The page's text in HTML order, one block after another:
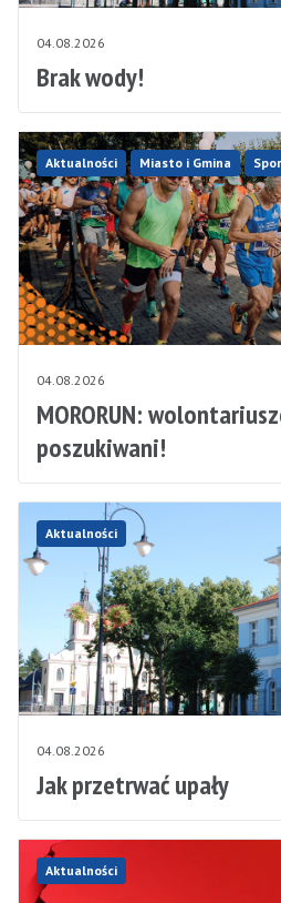
04.08.2026
Brak wody!
Aktualności Miasto i Gmina
04.08.2026
MORORUN:
poszukiwani!
Aktualności
04.08.2026
Jak przetrwać upały
Aktualności